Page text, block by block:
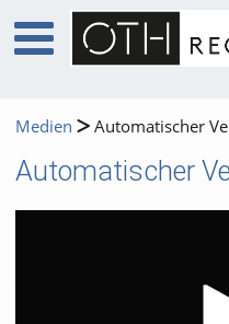
Medien Automatischer